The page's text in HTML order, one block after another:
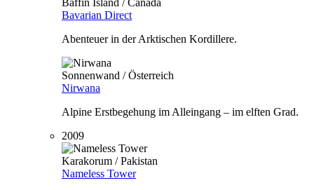
Bavarian Direct
Abenteuer in der Arktischen Kordillere.
Sonnenwand / Österreich
Nirwana
Alpine Erstbegehung im Alleingang – im elften Grad.
2009
Karakorum / Pakistan
Nameless Tower